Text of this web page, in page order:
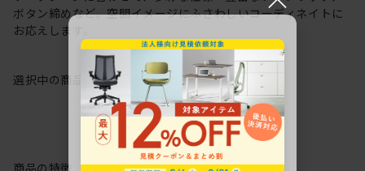
ボタン締めなど、空間イメージにふさわしいコーディネイトに
お応えします。
選択中の商品情報保証 注意事項